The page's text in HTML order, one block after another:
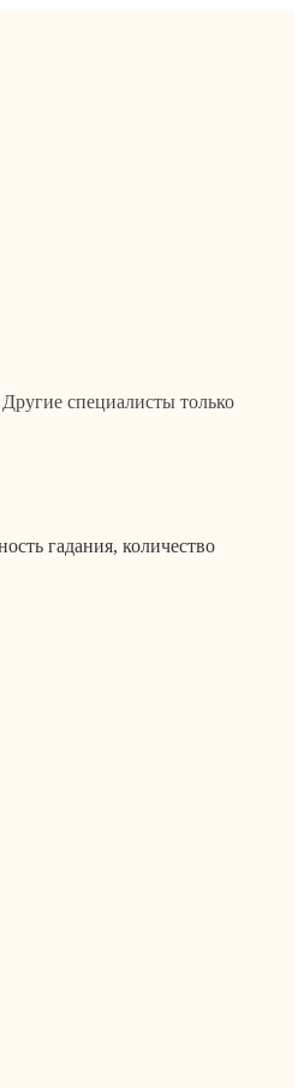
специалисты только
гадания, количество